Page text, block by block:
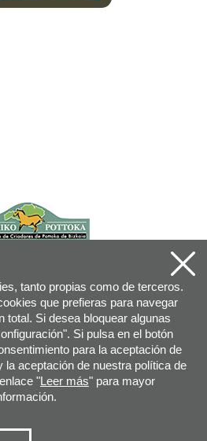
@pottoka.info
tanto propias como de terceros.
que prefieras para navegar
total. Si desea bloquear algunas
Si pulsa en el botón
para la aceptación de
aceptación de nuestra política de
"Leer más" para mayor